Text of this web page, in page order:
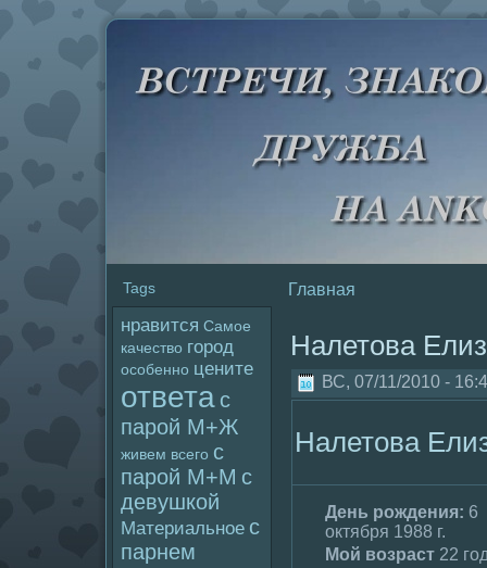
Tags
нравится Самое
качество гоpoд
особенно цените
ответа с
паpoй М+Ж
живем всего с
паpoй М+М с
девушкой
Материальное с
парнем
Главная
Налетова
ВС, 07/11/2010 -
Налетова
День poждения: 6
октября 1988 г.
Мой возраст 22